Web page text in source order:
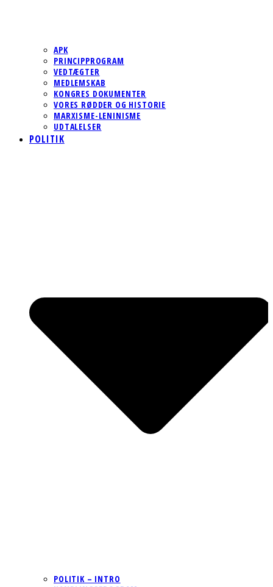
APK
PRINCIPPROGRAM
VEDTÆGTER
MEDLEMSKAB
KONGRES DOKUMENTER
VORES RØDDER OG HISTORIE
MARXISME-LENINISME
UDTALELSER
POLITIK
POLITIK – INTRO